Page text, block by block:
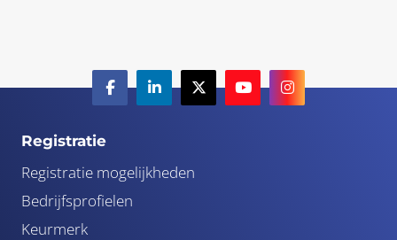
Registratie
Registratie mogelijkheden
Bedrijfsprofielen
Keurmerk